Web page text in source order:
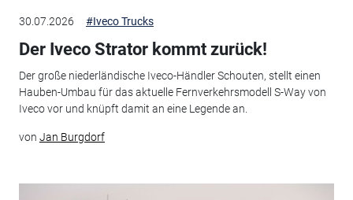
30.07.2026 #Iveco Trucks
Der Iveco Strator kommt zurück!
Der große niederländische Iveco-Händler Schouten, stellt einen
Hauben-Umbau für das aktuelle Fernverkehrsmodell S-Way von
Iveco vor und knüpft damit an eine Legende an.
von Jan Burgdorf